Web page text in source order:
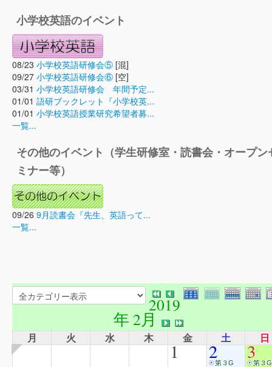
小学校英語のイベント
08/23 小学校英語研修会⑤ [混]
09/27 小学校英語研修会⑥ [空]
03/31 小学校英語研修会 年間予定...
01/01 語研ブックレット『小学校英...
01/01 小学校英語授業研究希望者募...
一覧...
その他のイベント（学生研修室・読書会・オープン
ミナー等）
09/26 9月読書会『先生、英語って...
一覧...
2019
年 2月
月 火 水 木 金 土 日
1 2第３G
3第３G